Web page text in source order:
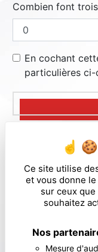
Ce site utilise
et vous donne
sur ceux que
souhaitez
Nos
Mesure
Combien font
En cochant
particulières ci-
** Les données
fins de vous
informatisé. Elles
but de répondre à
communiquées aux
droits d’accès, de
limitation,
moment et du droit
autorité de contrôle,
post-mortem. Vous
l'adresse ou par
d'identité pourra vous
pendant la période de